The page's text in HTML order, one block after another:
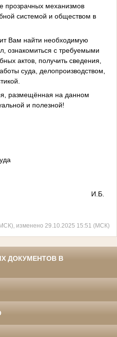
прозрачных механизмов
системой и обществом в
Вам найти необходимую
ознакомиться с требуемыми
актов, получить сведения,
суда, делопроизводством,
размещённая на данном
и полезной!
Ингушетия
изменено 29.10.2025 15:51 (МСК)
ДОКУМЕНТОВ В